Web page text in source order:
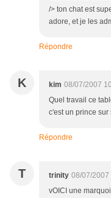
/> ton chat est
adore, et je les
Répondre
K kim 08/07/2007
Quel travail ce
c'est un prince sur
Répondre
T trinity 08/07/2007
vOICI une